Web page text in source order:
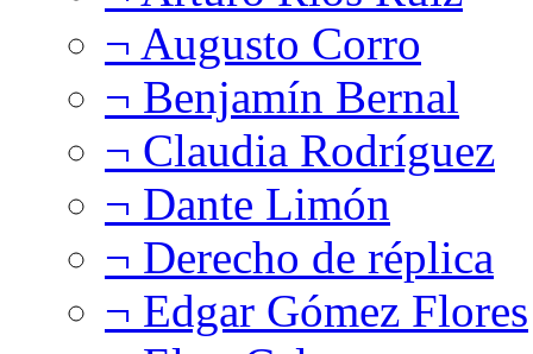
¬ Augusto Corro
¬ Benjamín Bernal
¬ Claudia Rodríguez
¬ Dante Limón
¬ Derecho de réplica
¬ Edgar Gómez Flores